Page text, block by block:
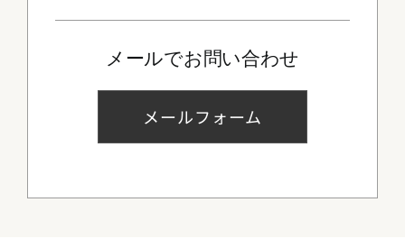
メールでお問い合わせ
メールフォーム